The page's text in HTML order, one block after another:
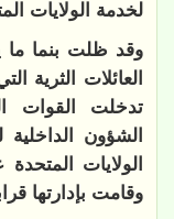
لخدمة الولايات
وقد ظلت بنما
العائلات الثرية
تدخلت القوات
الشؤون
الولايات
وقامت بإدارتها قرابة 85